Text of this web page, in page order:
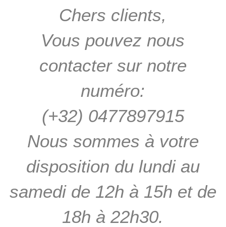
Chers clients,
Vous pouvez nous
contacter sur notre
numéro:
(+32) 0477897915
Nous sommes à votre
disposition du lundi au
samedi de 12h à 15h et de
18h à 22h30.